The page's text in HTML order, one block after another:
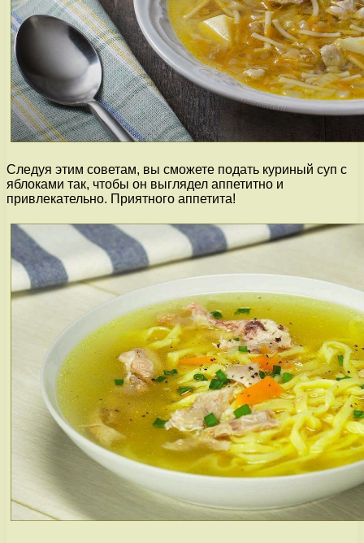
Следуя этим советам, вы сможете подать куриный суп с
яблоками так, чтобы он выглядел аппетитно и
привлекательно. Приятного аппетита!